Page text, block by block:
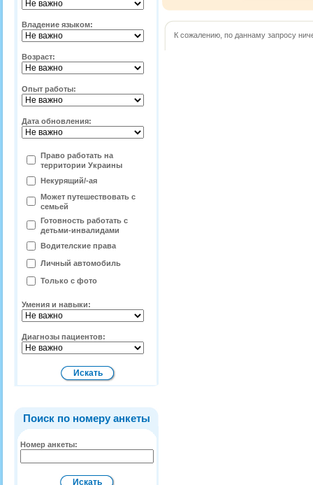
Владение языком:
Возраст:
Опыт работы:
Дата обновления:
Право работать на
территории Украины
Некурящий/-ая
Может путешествовать с
семьей
Готовность работать с
детьми-инвалидами
Водителские права
Личный автомобиль
Только с фото
Умения и навыки:
Диагнозы пациентов:
Поиск по номеру анкеты
Номер анкеты:
К сожалению, по даннаму запросу